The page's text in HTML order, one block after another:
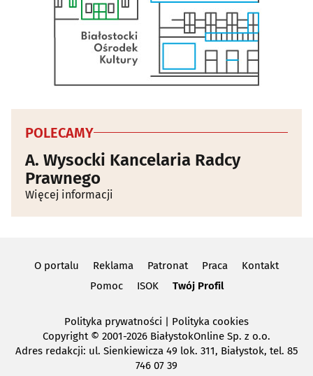
POLECAMY
A. Wysocki Kancelaria Radcy
Prawnego
Więcej informacji
O portalu Reklama Patronat Praca
Kontakt
Pomoc
ISOK Twój Profil
Polityka prywatności | Polityka cookies
Copyright © 2001-2026 BiałystokOnline Sp. z o.o.
Adres redakcji: ul. Sienkiewicza 49 lok. 311, Białystok, tel. 85
746 07 39